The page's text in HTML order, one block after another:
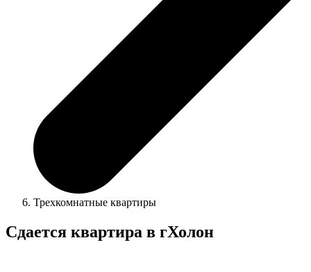
Трехкомнатные квартиры
Сдается квартира в гХолон